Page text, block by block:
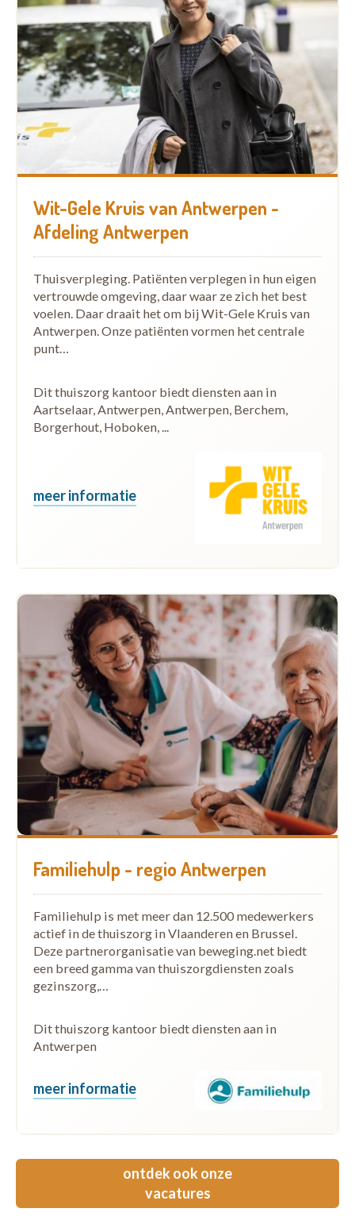
Wit-Gele Kruis van Antwerpen -
Afdeling Antwerpen
Thuisverpleging. Patiënten verplegen in hun eigen
vertrouwde omgeving, daar waar ze zich het best
voelen. Daar draait het om bij Wit-Gele Kruis van
Antwerpen. Onze patiënten vormen het centrale
punt…
Dit thuiszorg kantoor biedt diensten aan in
Aartselaar, Antwerpen, Antwerpen, Berchem,
Borgerhout, Hoboken, ...
meer informatie
Familiehulp - regio Antwerpen
Familiehulp is met meer dan 12.500 medewerkers
actief in de thuiszorg in Vlaanderen en Brussel.
Deze partnerorganisatie van beweging.net biedt
een breed gamma van thuiszorgdiensten zoals
gezinszorg,…
Dit thuiszorg kantoor biedt diensten aan in
Antwerpen
meer informatie
ontdek ook onze
vacatures